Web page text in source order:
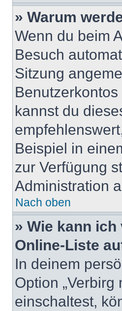
» Warum
Wenn du beim
Besuch
Sitzung
kannst du
Beispiel in
zur Verfügung
Administration
Nach oben
» Wie kann
Online-Liste
In deinem
Option
einschaltest,